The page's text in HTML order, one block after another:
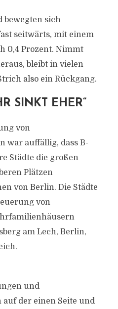
bewegten sich
seitwärts, mit einem
0,4 Prozent. Nimmt
bleibt in vielen
also ein Rückgang.
SINKT EHER“
von
war auffällig, dass B-
Städte die großen
Plätzen
von Berlin. Die Städte
von
am Lech, Berlin,
und
der einen Seite und